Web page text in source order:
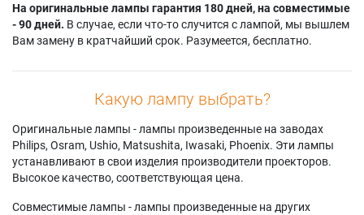
На оригинальные лампы гарантия 180 дней, на совместимые
- 90 дней. В случае, если что-то случится с лампой, мы вышлем
Вам замену в кратчайший срок. Разумеется, бесплатно.
Какую лампу выбрать?
Оригинальные лампы - лампы произведенные на заводах
Philips, Osram, Ushio, Matsushita, Iwasaki, Phoenix. Эти лампы
устанавливают в свои изделия производители проекторов.
Высокое качество, соответствующая цена.
Совместимые лампы - лампы произведенные на других